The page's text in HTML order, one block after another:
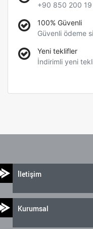
+90 850 200
100% Güvenli
Güvenli ödeme
Yeni teklifler
İndirimli yeni
İletişim
Kurumsal